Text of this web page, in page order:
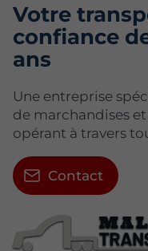
Votre
confiance
ans
Une entreprise
de marchandises
opérant à travers
Contact